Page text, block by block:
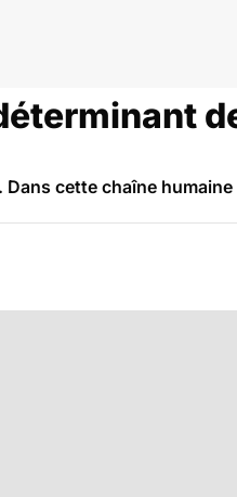
cette chaîne